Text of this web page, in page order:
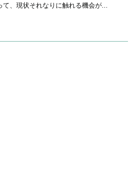
て、現状それなりに触れる機会が...